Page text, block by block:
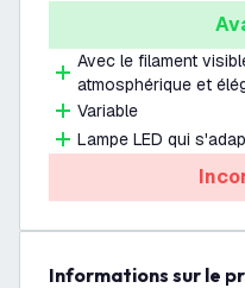
Avec le filament
atmosphérique et
Variable
Lampe LED qui
Informations sur le